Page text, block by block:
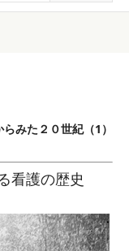
みた２０世紀（1）
看護の歴史